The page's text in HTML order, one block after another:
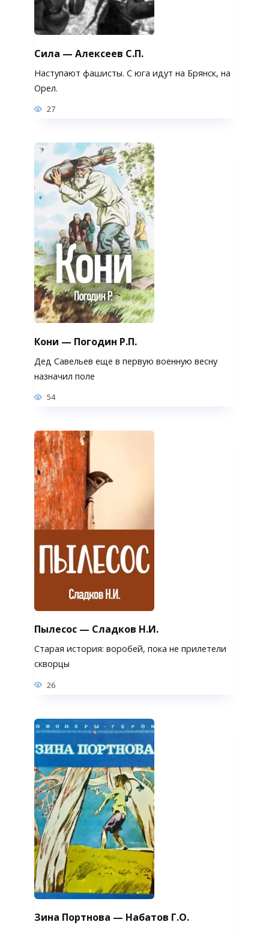
Сила — Алексеев С.П.
Наступают фашисты. С юга идут на Брянск, на
Орел.
27
Кони — Погодин Р.П.
Дед Савельев еще в первую военную весну
назначил поле
54
Пылесос — Сладков Н.И.
Старая история: воробей, пока не прилетели
скворцы
26
Зина Портнова — Набатов Г.О.